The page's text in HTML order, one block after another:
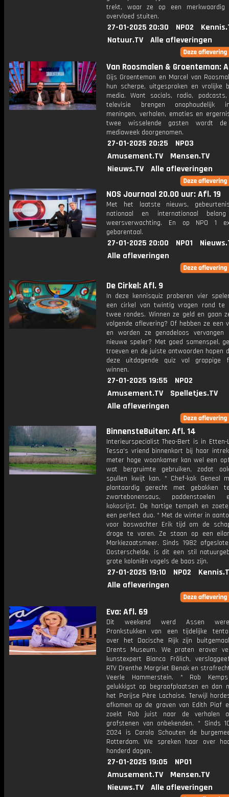
trekt, waar ze op een merkwaardig
overvloed stuiten.
27-01-2025 20:30 NPO2
Natuur.TV
Alle afleveringen
Van Roosmalen & Groenteman:
Gijs Groenteman en Marcel van
hun scherpe, uitgesproken en vrolijke
media. Want socials, radio,
televisie brengen onophoudelijk
meningen, verhalen, emoties en
twee wisselende gasten wordt de
mediaweek doorgenomen.
27-01-2025 20:25
NPO3
Amusement.TV
Mensen.TV
Nieuws.TV
Alle afleveringen
NOS Journaal 20.00 uur: Afl. 19
Met het laatste nieuws,
nationaal en internationaal
weersverwachting. En op NPO 1
gebarentaal.
27-01-2025 20:00 NPO1
Alle afleveringen
De Cirkel: Afl. 9
In deze kennisquiz proberen vier
een cirkel van twintig vragen rond te
twee rondes. Winnen ze geld en gaan
volgende aflevering? Of hebben ze een
en worden ze genadeloos vervangen
nieuwe speler? Met goed samenspel,
troeven en de juiste antwoorden hopen
deze uitdagende quiz vol grappige
winnen.
27-01-2025 19:55
NPO2
Amusement.TV
Spelletjes.TV
Alle afleveringen
BinnensteBuiten: Afl. 14
Interieurspecialist Theo-Bert is in Etten-
Tessa's vriend binnenkort bij haar
meter hoge woonkamer kan wel een
wat bergruimte gebruiken, zodat
spullen kwijt kan. * Chef-kok Geneal
plantaardig gerecht met gebakken
zwartebonensaus,
kokosrijst. De hartige tempeh en
een perfect duo. * Met de winter in
voor boswachter Erik tijd om de
droge te varen. Ze staan op een
Markiezaatsmeer. Sinds 1982
Oosterschelde, is dit een stil
grote koloniën vogels de baas zijn.
27-01-2025 19:10 NPO2
Alle afleveringen
Eva: Afl. 69
Dit weekend werd Assen
Pronkstukken van een tijdelijke
over het Dacische Rijk zijn
Drents Museum. We praten erover
kunstexpert Bianca Frölich,
RTV Drenthe Margriet Benak en
Veerle Hammerstein. * Rob
gelukkigst op begraafplaatsen en dan
het Parijse Père Lachaise. Terwijl
afkomen op de graven van Edith Piaf
zoekt Rob juist naar de verhalen
grafstenen van onbekenden. * Sinds
2024 is Carola Schouten de
Rotterdam. We spreken haar over
honderd dagen.
27-01-2025 19:05
NPO1
Amusement.TV
Mensen.TV
Nieuws.TV
Alle afleveringen